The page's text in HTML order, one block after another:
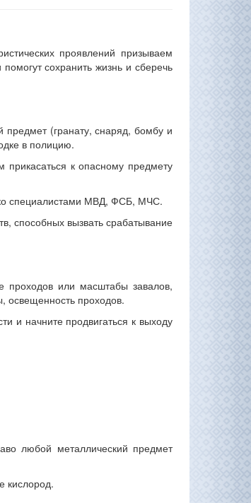
проявлений призываем
сохранить жизнь и сберечь
предмет (гранату, снаряд, бомбу и
в полицию.
прикасаться к опасному предмету
специалистами МВД, ФСБ, МЧС.
способных вызвать срабатывание
проходов или масштабы завалов,
освещенность проходов.
и начните продвигаться к выходу
любой металлический предмет
кислород.